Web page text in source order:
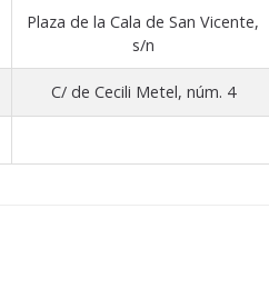
Plaza de la Cala de San Vicente,
s/n
C/ de Cecili Metel, núm. 4